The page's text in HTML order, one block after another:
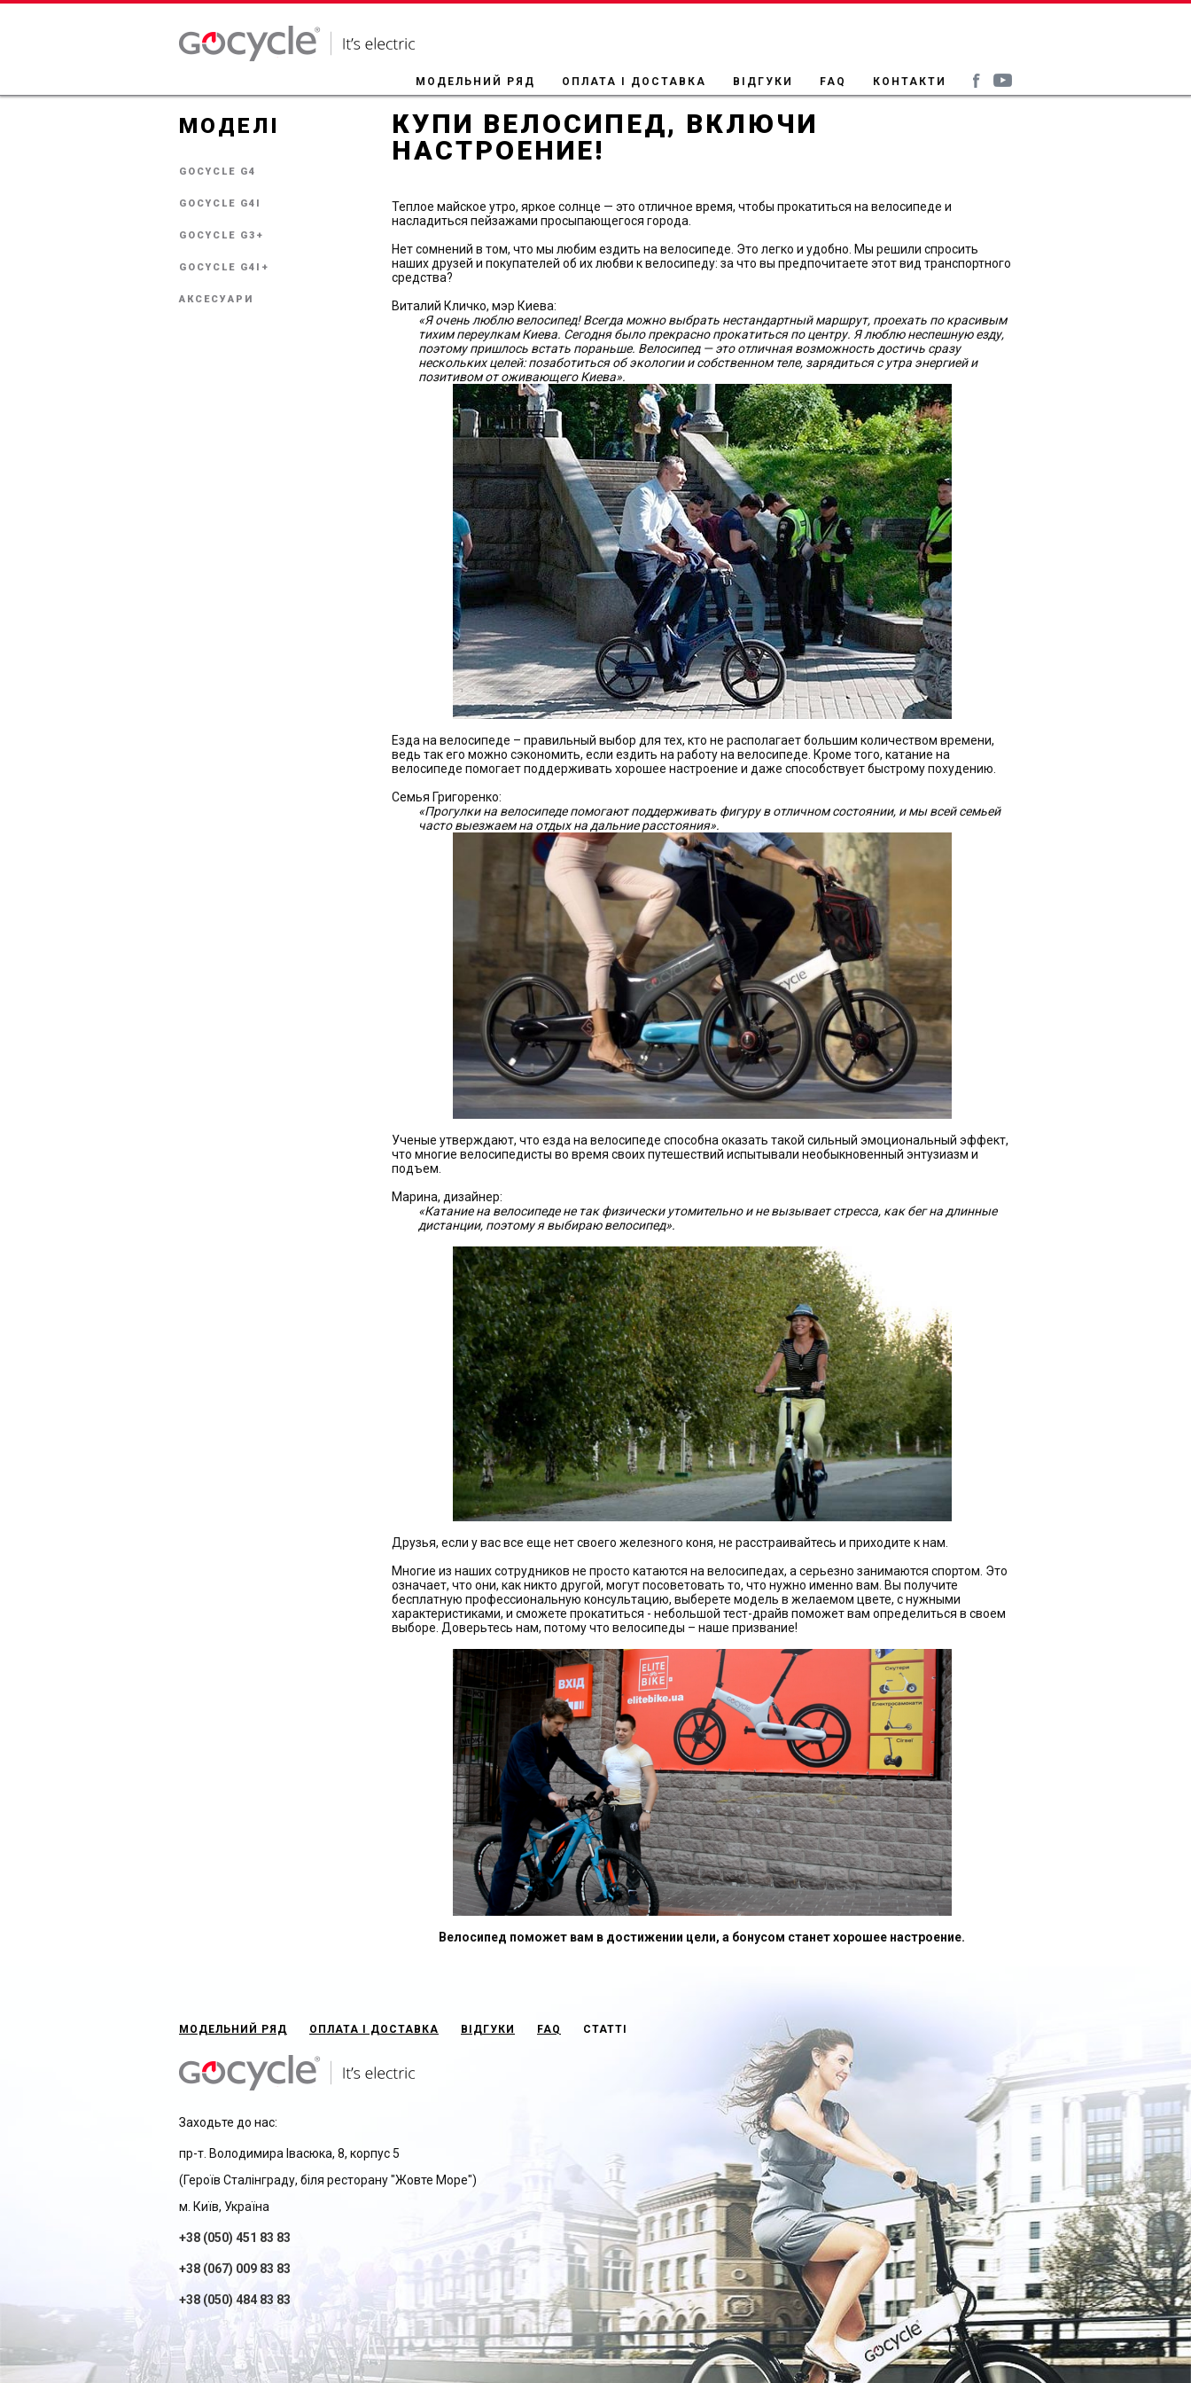
МОДЕЛЬНИЙ РЯД ОПЛАТА І ДОСТАВКА ВІДГУКИ FAQ КОНТАКТИ
КУПИ ВЕЛОСИПЕД, ВКЛЮЧИ
НАСТРОЕНИЕ!
Теплое майское утро, яркое солнце — это отличное время, чтобы прокатиться на велосипеде и
насладиться пейзажами просыпающегося города.
Нет сомнений в том, что мы любим ездить на велосипеде. Это легко и удобно. Мы решили спросить
наших друзей и покупателей об их любви к велосипеду: за что вы предпочитаете этот вид транспортного
средства?
Виталий Кличко, мэр Киева:
«Я очень люблю велосипед! Всегда можно выбрать нестандартный маршрут, проехать по красивым
тихим переулкам Киева. Сегодня было прекрасно прокатиться по центру. Я люблю неспешную езду,
поэтому пришлось встать пораньше. Велосипед — это отличная возможность достичь сразу
нескольких целей: позаботиться об экологии и собственном теле, зарядиться с утра энергией и
позитивом от оживающего Киева».
Езда на велосипеде – правильный выбор для тех, кто не располагает большим количеством времени,
ведь так его можно сэкономить, если ездить на работу на велосипеде. Кроме того, катание на
велосипеде помогает поддерживать хорошее настроение и даже способствует быстрому похудению.
Семья Григоренко:
«Прогулки на велосипеде помогают поддерживать фигуру в отличном состоянии, и мы всей семьей
часто выезжаем на отдых на дальние расстояния».
Ученые утверждают, что езда на велосипеде способна оказать такой сильный эмоциональный эффект,
что многие велосипедисты во время своих путешествий испытывали необыкновенный энтузиазм и
подъем.
Марина, дизайнер:
«Катание на велосипеде не так физически утомительно и не вызывает стресса, как бег на длинные
дистанции, поэтому я выбираю велосипед».
Друзья, если у вас все еще нет своего железного коня, не расстраивайтесь и приходите к нам.
Многие из наших сотрудников не просто катаются на велосипедах, а серьезно занимаются спортом. Это
означает, что они, как никто другой, могут посоветовать то, что нужно именно вам. Вы получите
бесплатную профессиональную консультацию, выберете модель в желаемом цвете, с нужными
характеристиками, и сможете прокатиться - небольшой тест-драйв поможет вам определиться в своем
выборе. Доверьтесь нам, потому что велосипеды – наше призвание!
Велосипед поможет вам в достижении цели, а бонусом станет хорошее настроение.
МОДЕЛІ
GOCYCLE G4
GOCYCLE G4I
GOCYCLE G3+
GOCYCLE G4I+
АКСЕСУАРИ
МОДЕЛЬНИЙ РЯД ОПЛАТА І ДОСТАВКА ВІДГУКИ FAQ СТАТТІ
Заходьте до нас:
пр-т. Володимира Івасюка, 8, корпус 5
(Героїв Сталінграду, біля ресторану "Жовте Море")
м. Київ, Україна
+38 (050) 451 83 83
+38 (067) 009 83 83
+38 (050) 484 83 83